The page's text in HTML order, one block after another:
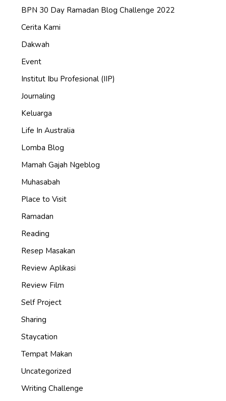
BPN 30 Day Ramadan Blog Challenge 2022
Cerita Kami
Dakwah
Event
Institut Ibu Profesional (IIP)
Journaling
Keluarga
Life In Australia
Lomba Blog
Mamah Gajah Ngeblog
Muhasabah
Place to Visit
Ramadan
Reading
Resep Masakan
Review Aplikasi
Review Film
Self Project
Sharing
Staycation
Tempat Makan
Uncategorized
Writing Challenge